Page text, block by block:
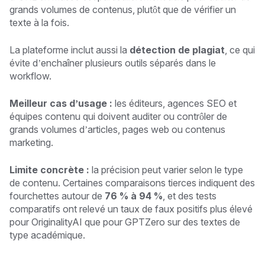
grands volumes de contenus, plutôt que de vérifier un
texte à la fois.
La plateforme inclut aussi la détection de plagiat , ce qui
évite d’enchaîner plusieurs outils séparés dans le
workflow.
Meilleur cas d’usage : les éditeurs, agences SEO et
équipes contenu qui doivent auditer ou contrôler de
grands volumes d’articles, pages web ou contenus
marketing.
Limite concrète : la précision peut varier selon le type
de contenu. Certaines comparaisons tierces indiquent des
fourchettes autour de 76 % à 94 % , et des tests
comparatifs ont relevé un taux de faux positifs plus élevé
pour OriginalityAI que pour GPTZero sur des textes de
type académique.